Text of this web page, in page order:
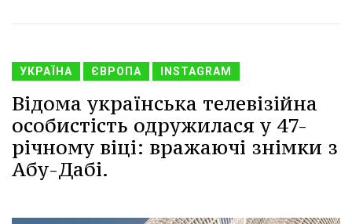
УКРАЇНА ЄВРОПА INSTAGRAM
Відома українська телевізійна
особистість одружилася у 47-
річному віці: вражаючі знімки з
Абу-Дабі.